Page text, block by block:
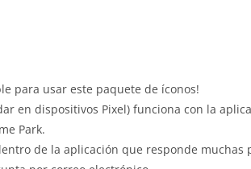
para usar este paquete de íconos!
en dispositivos Pixel) funciona con la
Park.
de la aplicación que responde muchas